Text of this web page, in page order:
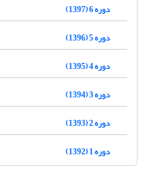
دوره 6 (1397)
دوره 5 (1396)
دوره 4 (1395)
دوره 3 (1394)
دوره 2 (1393)
دوره 1 (1392)